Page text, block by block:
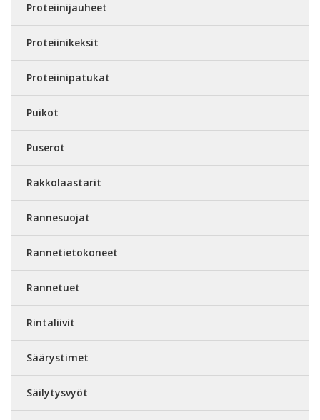
Proteiinijauheet
Proteiinikeksit
Proteiinipatukat
Puikot
Puserot
Rakkolaastarit
Rannesuojat
Rannetietokoneet
Rannetuet
Rintaliivit
Säärystimet
Säilytysvyöt